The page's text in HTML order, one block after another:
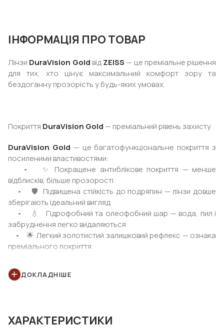
ІНФОРМАЦІЯ ПРО ТОВАР
Лінзи DuraVision Gold відZEISS — це преміальне рішення
для тих, хто цінує максимальний комфорт зору та
бездоганну прозорість у будь-яких умовах.
Покриття DuraVision Gold — преміальний рівень захисту
DuraVision Gold — це багатофункціональне покриття з
посиленими властивостями:
• ✨ Покращене антиблікове покриття — менше
відблисків, більше прозорості
• 🛡 Підвищена стійкість до подряпин — лінзи довше
зберігають ідеальний вигляд
• 💧 Гідрофобний та олеофобний шар — вода, пил і
забруднення легко видаляються
• 🌟 Легкий золотистий залишковий рефлекс — ознака
преміального покриття
ДОКЛАДНІШЕ
ХАРАКТЕРИСТИКИ